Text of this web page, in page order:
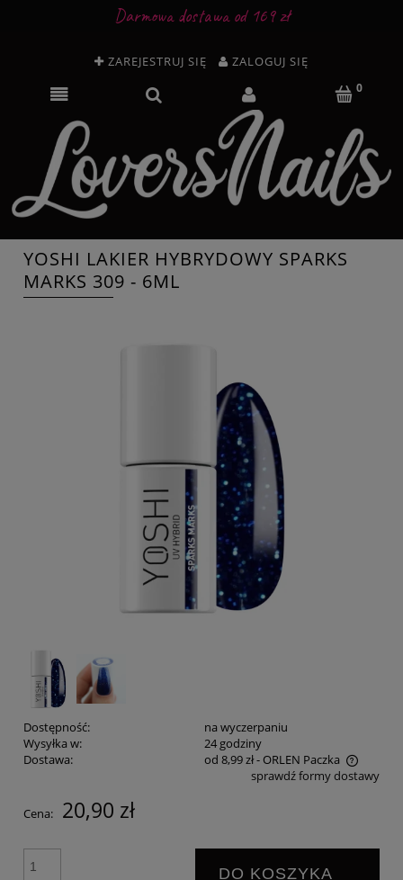
Darmowa dostawa od 169 zł
ZAREJESTRUJ SIĘ ZALOGUJ SIĘ
YOSHI LAKIER HYBRYDOWY SPARKS
MARKS 309 - 6ML
Dostępność:
na wyczerpaniu
Wysyłka w:
24 godziny
Dostawa:
od 8,99 zł- ORLEN Paczka
Cena nie zawiera ewentualnych kosztów płatnościsprawdź formy dostawy
Cena: 20,90 zł
DO KOSZYKA